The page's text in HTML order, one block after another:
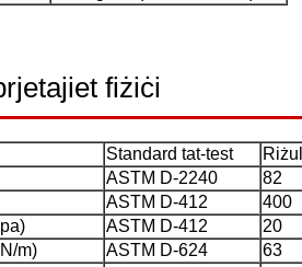
fiżiċi
Standard tat-test
ASTM D-2240
82
ASTM D-412
400
ASTM D-412
20
m)
ASTM D-624
63